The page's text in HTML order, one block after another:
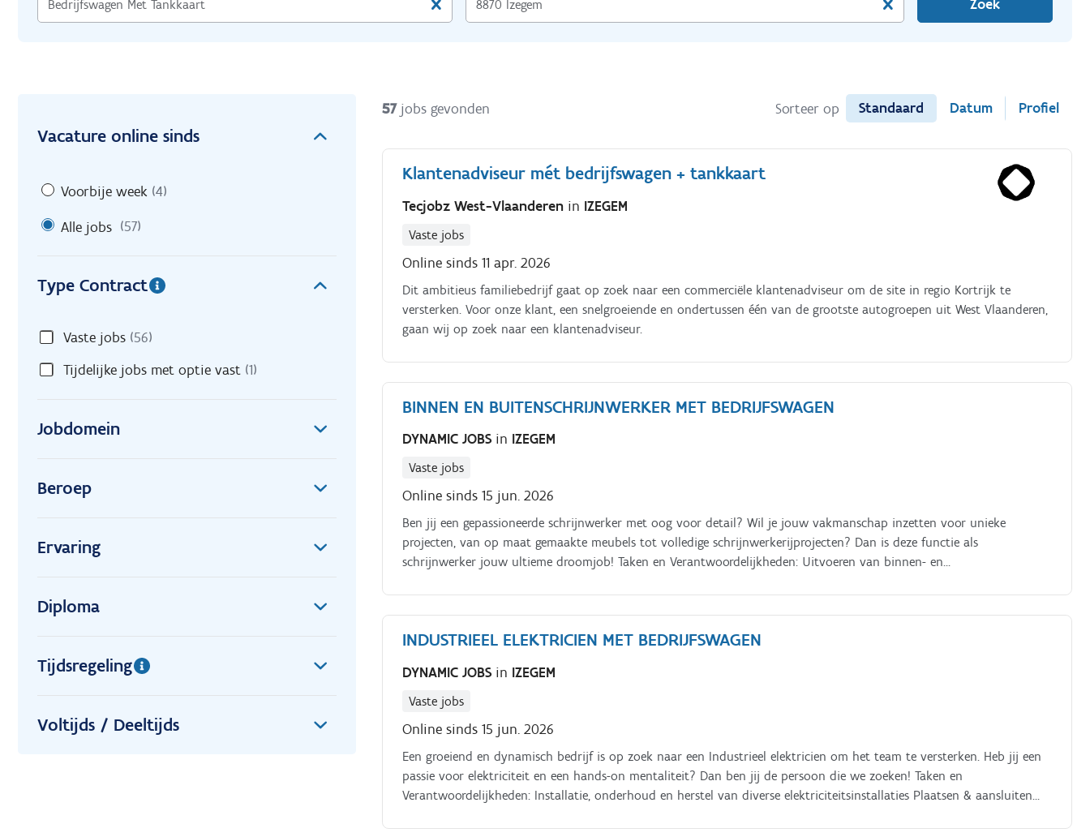
Zoek
Vacature online sinds
Voorbije week (4)
Alle jobs (57)
Type Contract
Vaste jobs (56)
Tijdelijke jobs met optie vast (1)
Jobdomein
Beroep
Ervaring
Diploma
Tijdsregeling
Voltijds / Deeltijds
57 jobs gevonden Sorteer op Standaard Datum Profiel
Klantenadviseur mét bedrijfswagen + tankkaart
Tecjobz West-Vlaanderen in IZEGEM
Vaste jobs
Online sinds 11 apr. 2026
Dit ambitieus familiebedrijf gaat op zoek naar een commerciële klantenadviseur om de site in regio Kortrijk te
versterken. Voor onze klant, een snelgroeiende en ondertussen één van de grootste autogroepen uit West Vlaanderen,
gaan wij op zoek naar een klantenadviseur.
BINNEN EN BUITENSCHRIJNWERKER MET BEDRIJFSWAGEN
DYNAMIC JOBS in IZEGEM
Vaste jobs
Online sinds 15 jun. 2026
Ben jij een gepassioneerde schrijnwerker met oog voor detail? Wil je jouw vakmanschap inzetten voor unieke
projecten, van op maat gemaakte meubels tot volledige schrijnwerkerijprojecten? Dan is deze functie als
schrijnwerker jouw ultieme droomjob! Taken en Verantwoordelijkheden: Uitvoeren van binnen- en
deuren, kozijnen, trappen en meubelstukken Bouwen van houten constructies zoals overkappingen, terrassen en
schuttingen Lezen en interpreteren van technische tekeningen
INDUSTRIEEL ELEKTRICIEN MET BEDRIJFSWAGEN
DYNAMIC JOBS in IZEGEM
Vaste jobs
Online sinds 15 jun. 2026
Een groeiend en dynamisch bedrijf is op zoek naar een Industrieel elektricien om het team te versterken. Heb jij een
passie voor elektriciteit en een hands-on mentaliteit? Dan ben jij de persoon die we zoeken! Taken en
Verantwoordelijkheden: Installatie, onderhoud en herstel van diverse elektriciteitsinstallaties Plaatsen & aansluiten
schakelkasten en bedieningspanelen